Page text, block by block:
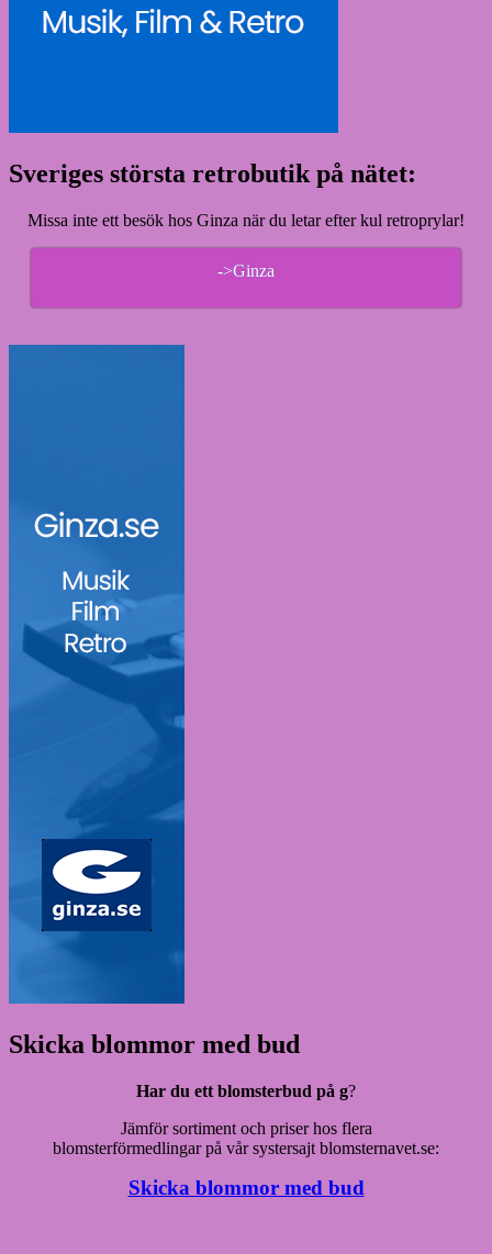
Sveriges största retrobutik på nätet:
Missa inte ett besök hos Ginza när du letar efter kul retroprylar!
->Ginza
Skicka blommor med bud
Har du ett blomsterbud på g?
Jämför sortiment och priser hos flera
blomsterförmedlingar på vår systersajt blomsternavet.se:
Skicka blommor med bud